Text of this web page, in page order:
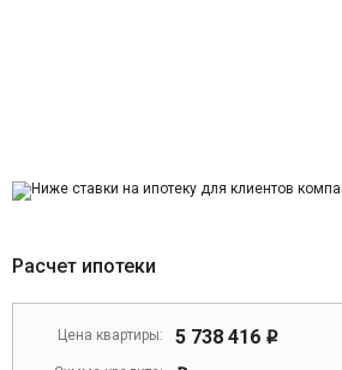
Расчет ипотеки
Цена квартиры: 5 738 416 i